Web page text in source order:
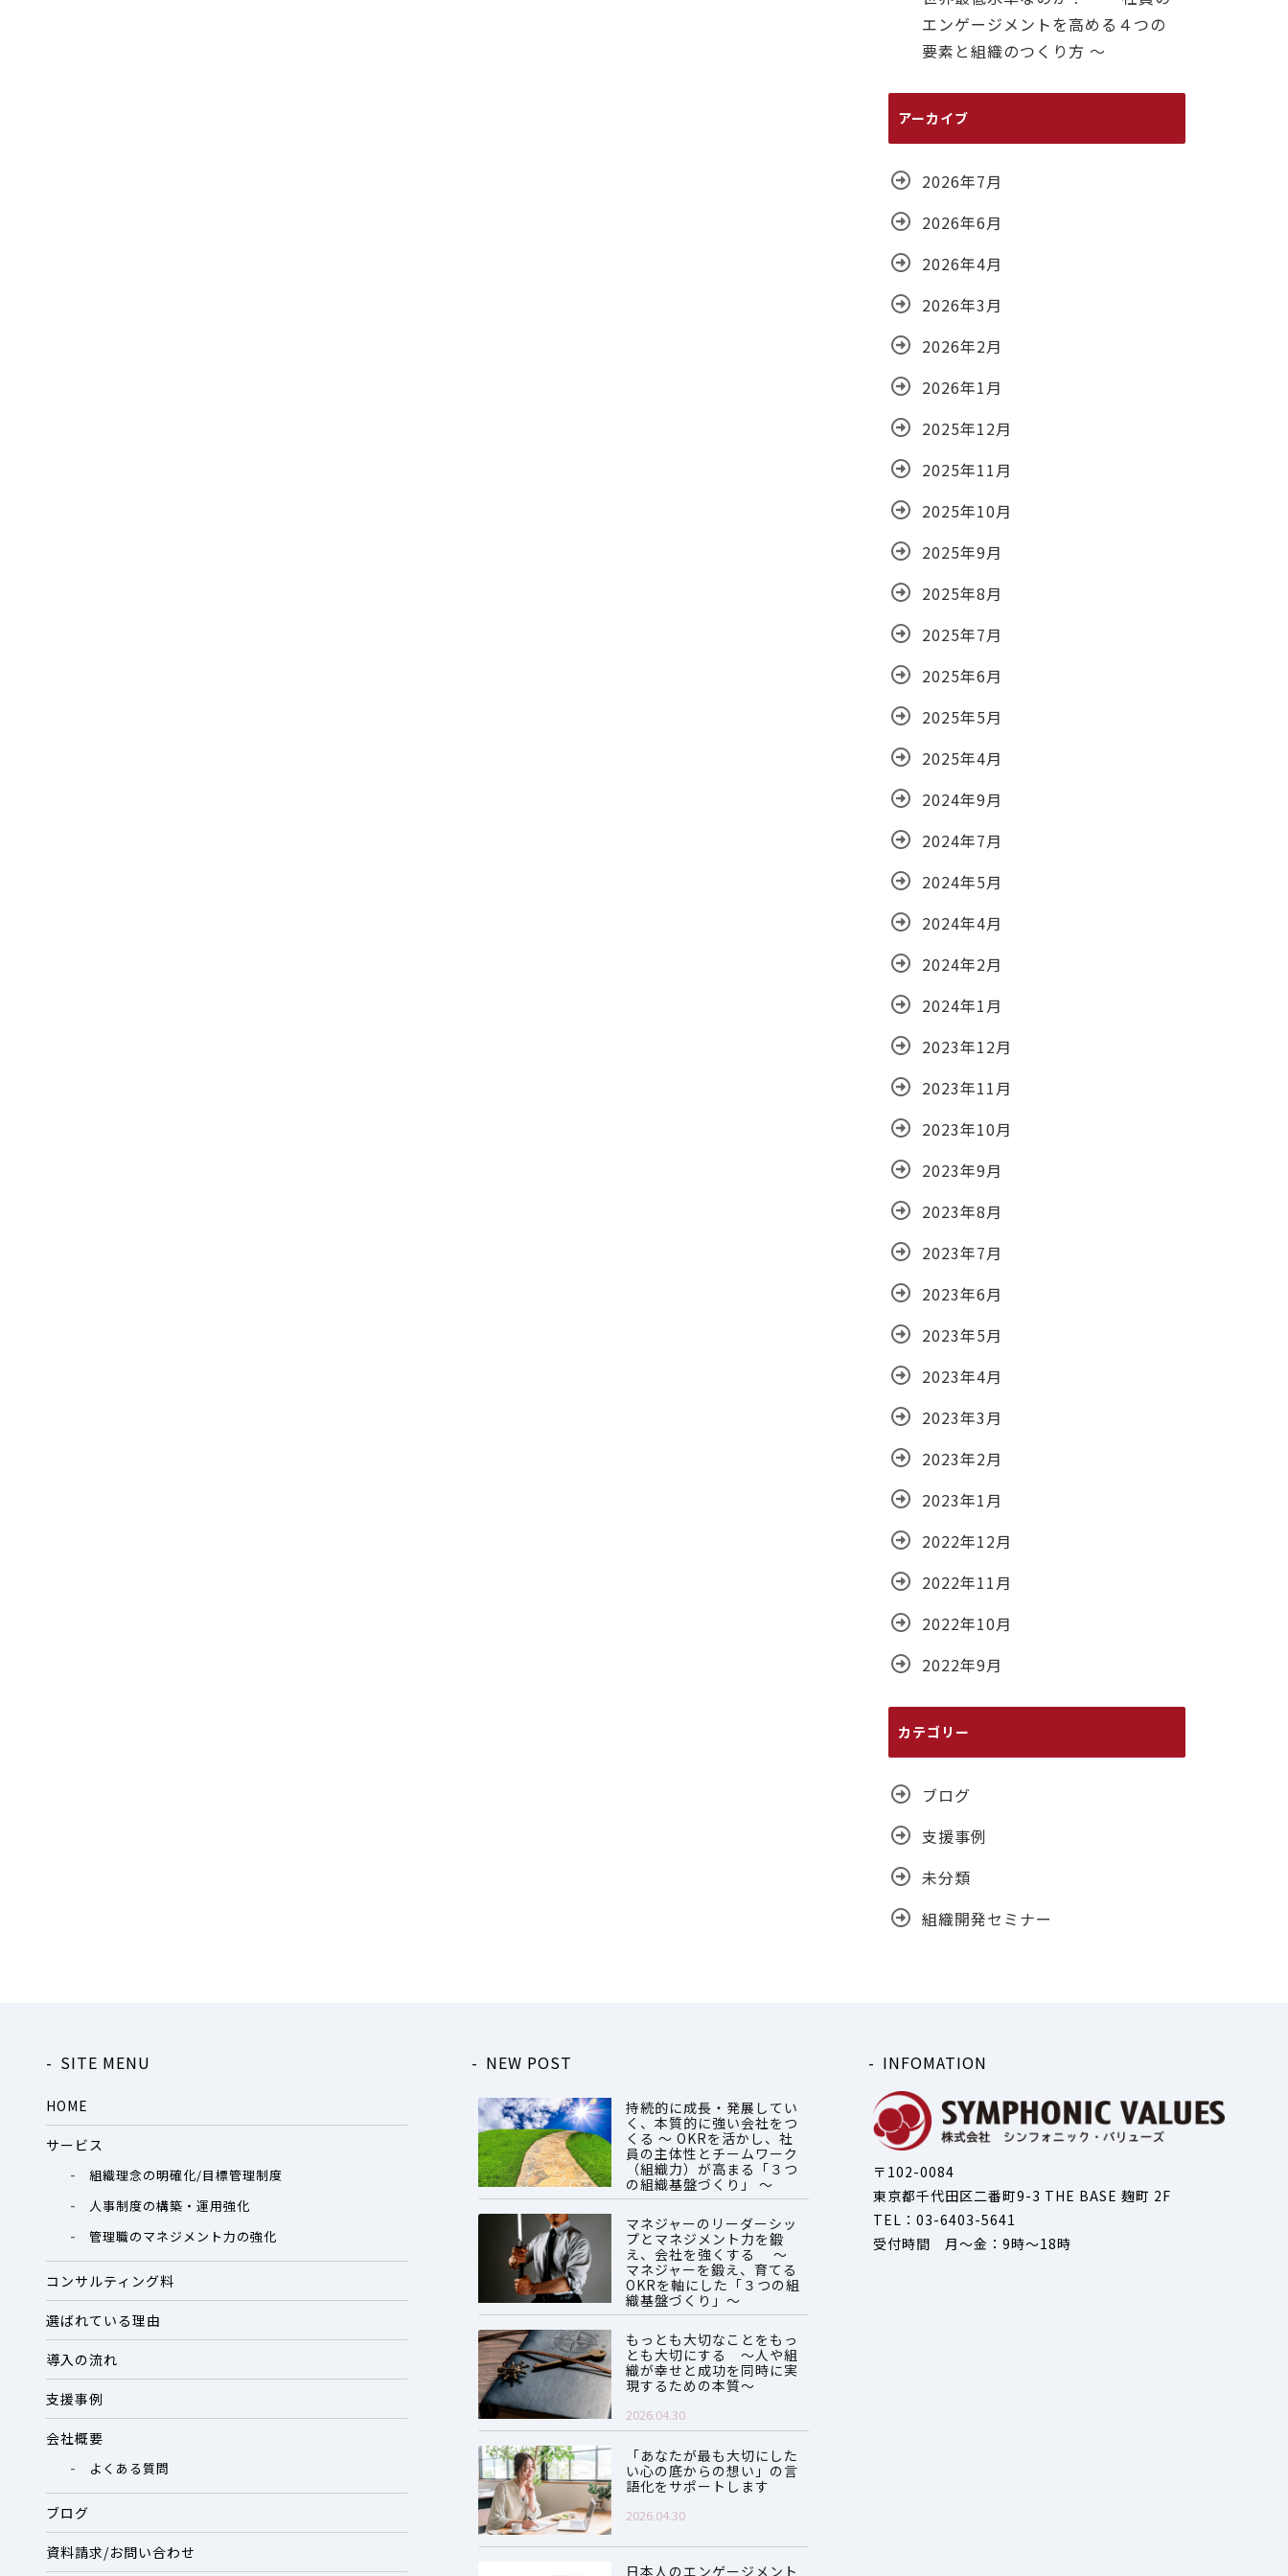
エンゲージメントを高める４つの
要素と組織のつくり方 ～
アーカイブ
2026年7月
2026年6月
2026年4月
2026年3月
2026年2月
2026年1月
2025年12月
2025年11月
2025年10月
2025年9月
2025年8月
2025年7月
2025年6月
2025年5月
2025年4月
2024年9月
2024年7月
2024年5月
2024年4月
2024年2月
2024年1月
2023年12月
2023年11月
2023年10月
2023年9月
2023年8月
2023年7月
2023年6月
2023年5月
2023年4月
2023年3月
2023年2月
2023年1月
2022年12月
2022年11月
2022年10月
2022年9月
カテゴリー
ブログ
支援事例
未分類
組織開発セミナー
SITE MENU
HOME
サービス
組織理念の明確化/目標管理制度
人事制度の構築・運用強化
管理職のマネジメント力の強化
コンサルティング料
選ばれている理由
導入の流れ
支援事例
会社概要
よくある質問
ブログ
資料請求/お問い合わせ
NEW POST
持続的に成長・発展してい
く、本質的に強い会社をつ
くる ～ OKRを活かし、社
員の主体性とチームワーク
（組織力）が高まる「３つ
の組織基盤づくり」 ～
2026.07.28
マネジャーのリーダーシッ
プとマネジメント力を鍛
え、会社を強くする ～
マネジャーを鍛え、育てる
OKRを軸にした「３つの組
織基盤づくり」～
2026.06.08
もっとも大切なことをもっ
とも大切にする ～人や組
織が幸せと成功を同時に実
現するための本質～
2026.04.30
「あなたが最も大切にした
い心の底からの想い」の言
語化をサポートします
2026.04.30
日本人のエンゲージメント
INFOMATION
〒102-0084
東京都千代田区二番町9-3 THE BASE 麹町 2F
TEL：03-6403-5641
受付時間 月～金：9時～18時